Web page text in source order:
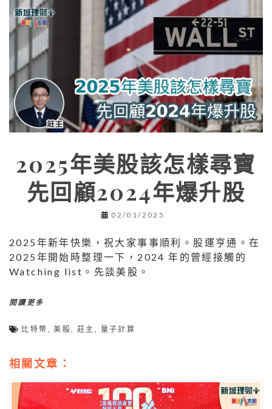
2025年美股該怎樣尋寶
先回顧2024年爆升股
02/01/2025
2025年新年快樂，祝大家事事順利。股運亨通。在
2025年開始時整理一下，2024 年的曾經接觸的
Watching list。先談美股。
閱讀更多
比特幣 ,美股 ,莊主 量子計算
相關文章：